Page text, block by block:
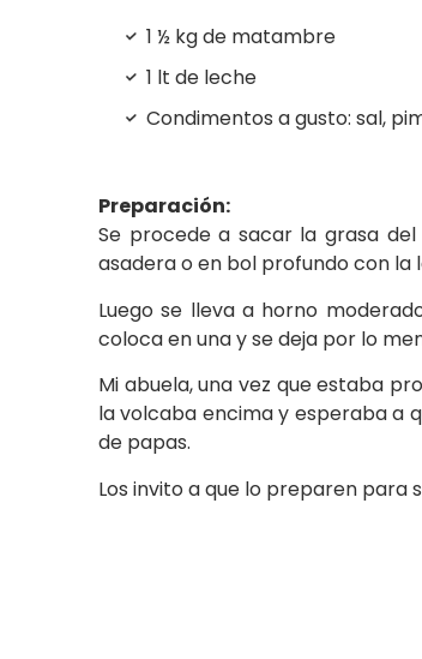
1 ½ kg de matambre
1 lt de leche
Condimentos a gusto: sal,
Preparación:
Se procede a sacar la grasa
asadera o en bol profundo con la
Luego se lleva a horno
coloca en una y se deja por lo
Mi abuela, una vez que estaba
la volcaba encima y esperaba a
de papas.
Los invito a que lo preparen para